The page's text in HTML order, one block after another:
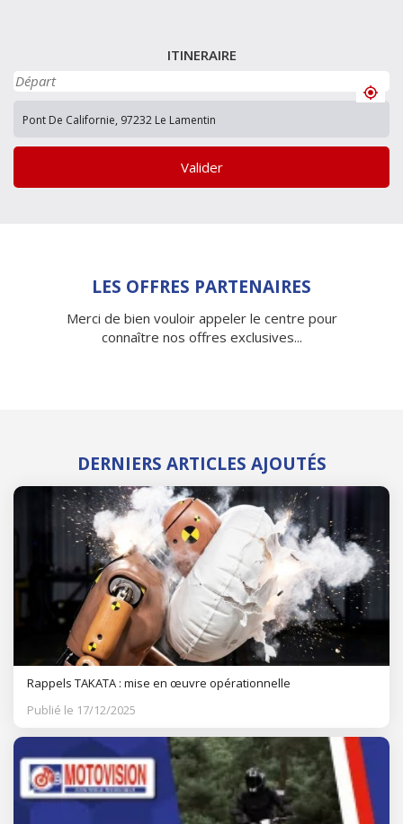
ITINERAIRE
Valider
LES OFFRES PARTENAIRES
Merci de bien vouloir appeler le centre pour
connaître nos offres exclusives...
DERNIERS ARTICLES AJOUTÉS
Rappels TAKATA : mise en œuvre opérationnelle
Publié le 17/12/2025